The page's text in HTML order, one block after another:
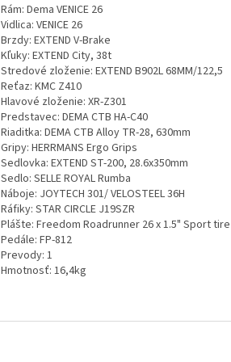
Rám: Dema VENICE 26
Vidlica: VENICE 26
Brzdy: EXTEND V-Brake
Kľuky: EXTEND City, 38t
Stredové zloženie: EXTEND B902L 68MM/122,5
Reťaz: KMC Z410
Hlavové zloženie: XR-Z301
Predstavec: DEMA CTB HA-C40
Riaditka: DEMA CTB Alloy TR-28, 630mm
Gripy: HERRMANS Ergo Grips
Sedlovka: EXTEND ST-200, 28.6x350mm
Sedlo: SELLE ROYAL Rumba
Náboje: JOYTECH 301/ VELOSTEEL 36H
Ráfiky: STAR CIRCLE J19SZR
Plášte: Freedom Roadrunner 26 x 1.5" Sport tire
Pedále: FP-812
Prevody: 1
Hmotnosť: 16,4kg